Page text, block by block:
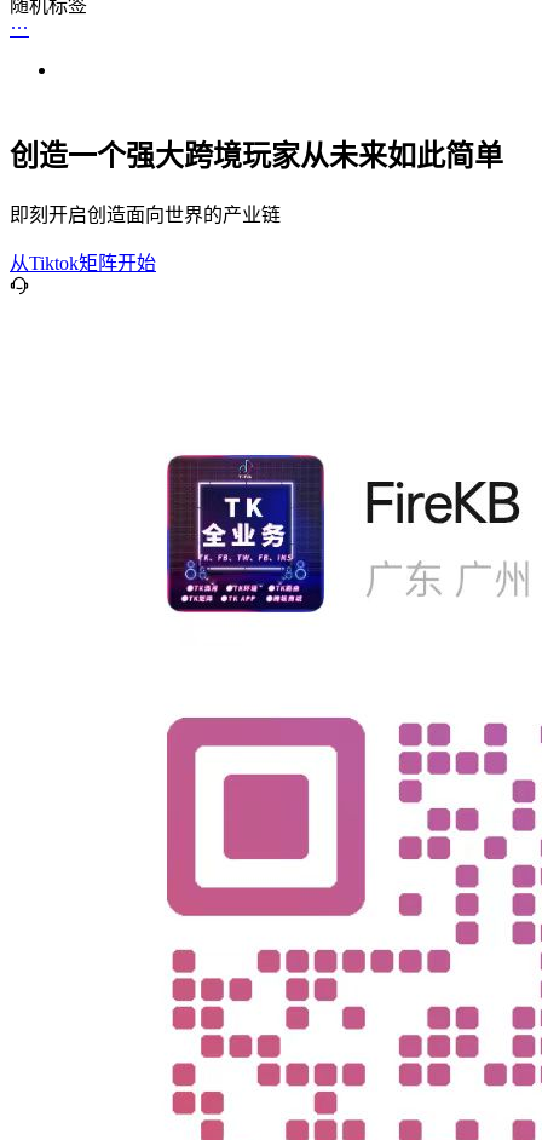
随机标签
创造一个强大跨境玩家从未来如此简单
即刻开启创造面向世界的产业链
从Tiktok矩阵开始